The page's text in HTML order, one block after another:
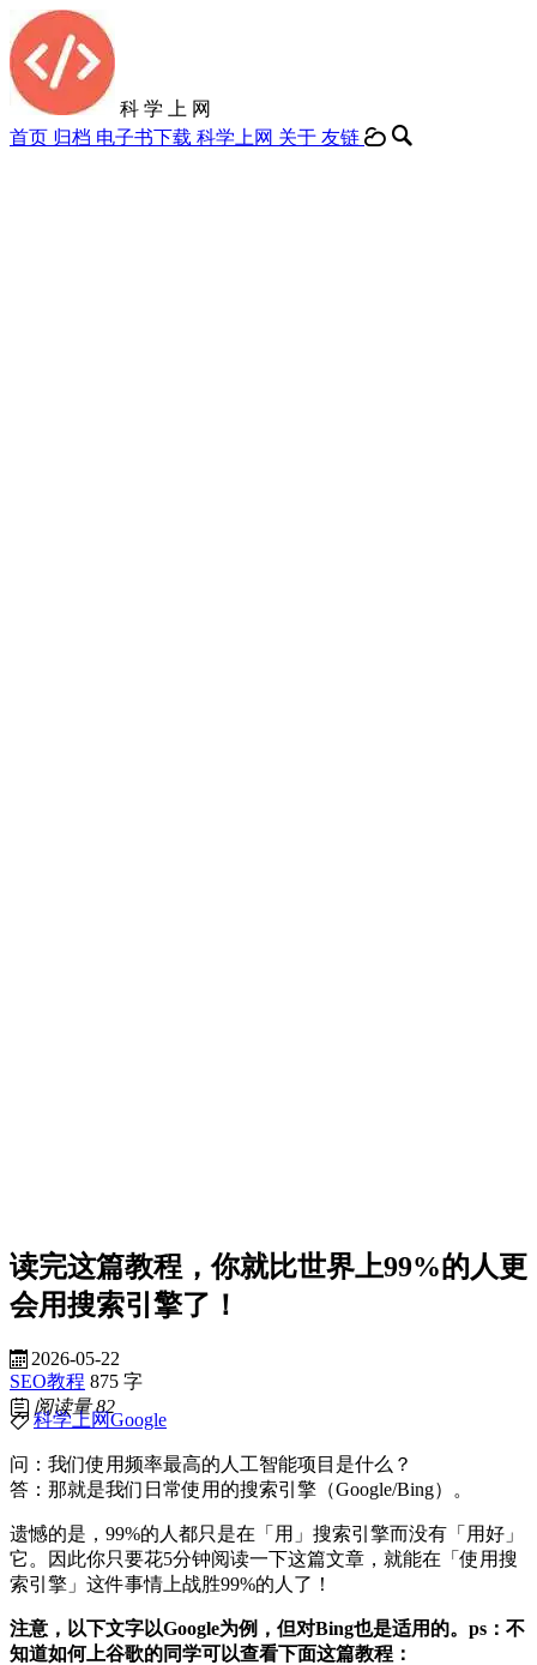
科 学 上 网
首页 归档 电子书下载 科学上网 关于 友链
读完这篇教程，你就比世界上99%的人更
会用搜索引擎了！
2026-05-22
SEO教程 875 字
阅读量82
科学上网Google
问：我们使用频率最高的人工智能项目是什么？
答：那就是我们日常使用的搜索引擎（Google/Bing）。
遗憾的是，99%的人都只是在「用」搜索引擎而没有「用好」
它。因此你只要花5分钟阅读一下这篇文章，就能在「使用搜
索引擎」这件事情上战胜99%的人了！
注意，以下文字以Google为例，但对Bing也是适用的。ps：不
知道如何上谷歌的同学可以查看下面这篇教程：